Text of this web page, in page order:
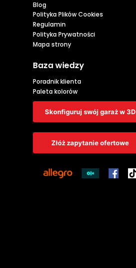
Blog
Polityka Plików Cookies
Regulamin
Polityka Prywatności
Mapa strony
Baza wiedzy
Poradnik klienta
Paleta kolorów
Skonfiguruj swój garaż w 3D
Złóż zapytanie ofertowe